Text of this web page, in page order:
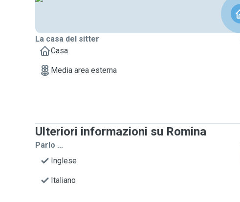
La casa del sitter
Casa
Media area esterna
Ulteriori informazioni su Romina
Parlo ...
Inglese
Italiano